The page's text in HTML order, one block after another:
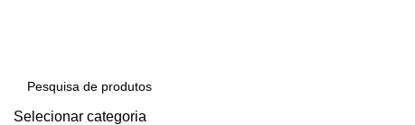
Selecionar categoria